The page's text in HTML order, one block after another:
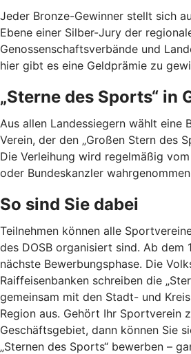
Jeder Bronze-Gewinner stellt sich
Ebene einer Silber-Jury der
Genossenschaftsverbände und
hier gibt es eine Geldprämie zu
„Sterne des Sports“ in
Aus allen Landessiegern wählt eine
Verein, der den „Großen Stern des
Die Verleihung wird regelmäßig
oder Bundeskanzler
So sind Sie dabei
Teilnehmen können alle
des DOSB organisiert sind. Ab dem
nächste Bewerbungsphase. Die
Raiffeisenbanken schreiben die
gemeinsam mit den Stadt- und
Region aus. Gehört Ihr Sportverein
Geschäftsgebiet, dann können Sie
„Sternen des Sports“ bewerben –